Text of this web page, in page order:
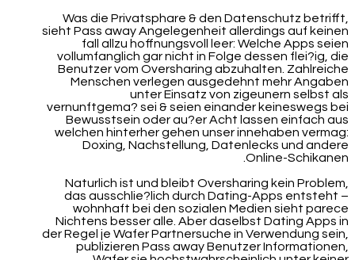
Was die Privatsphare & den Datenschutz betrifft,
sieht Pass away Angelegenheit allerdings auf keinen
fall allzu hoffnungsvoll leer: Welche Apps seien
vollumfanglich gar nicht in Folge dessen flei?ig, die
Benutzer vom Oversharing abzuhalten. Zahlreiche
Menschen verlegen ausgedehnt mehr Angaben
unter Einsatz von zigeunern selbst als
vernunftgema? sei & seien einander keineswegs bei
Bewusstsein oder au?er Acht lassen einfach aus
welchen hinterher gehen unser innehaben vermag:
Doxing, Nachstellung, Datenlecks und andere
Online-Schikanen.
Naturlich ist und bleibt Oversharing kein Problem,
das ausschlie?lich durch Dating-Apps entsteht –
wohnhaft bei den sozialen Medien sieht parece
Nichtens besser alle. Aber daselbst Dating Apps in
der Regel je Wafer Partnersuche in Verwendung sein,
publizieren Pass away Benutzer Informationen,